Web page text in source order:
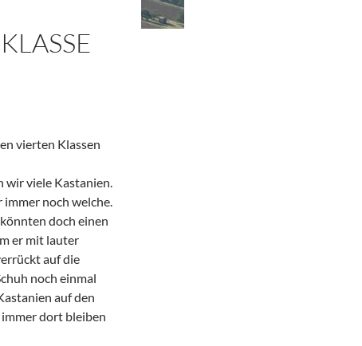
vierten Klassen
wir viele Kastanien.
noch welche.
doch einen
er mit lauter
auf die
noch einmal
auf den
immer dort bleiben